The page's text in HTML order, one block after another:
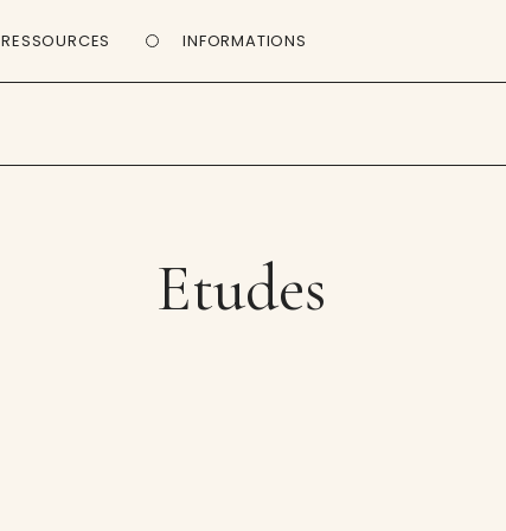
RESSOURCES INFORMATIONS
Etudes